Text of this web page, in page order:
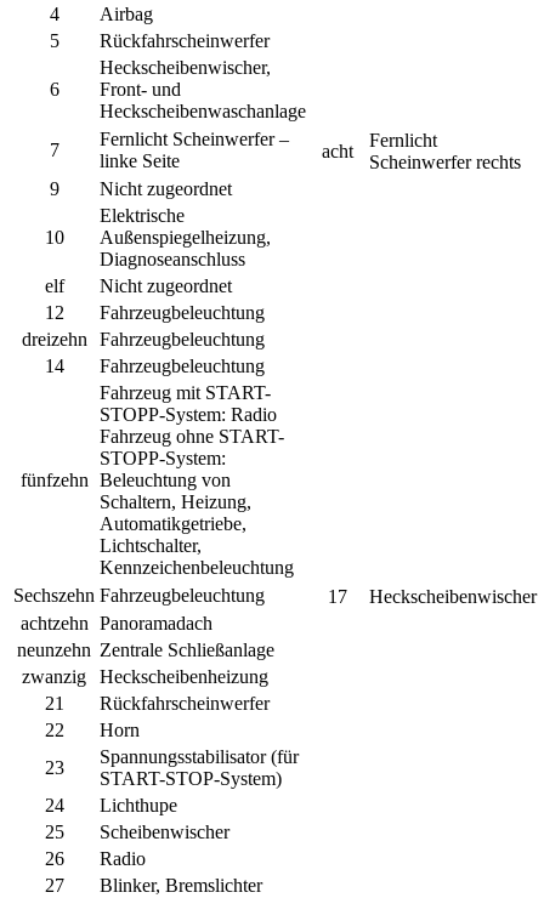
4
Airbag
5
Rückfahrscheinwerfer
6
Heckscheibenwischer,
Front- und
Heckscheibenwaschanlage
7
Fernlicht Scheinwerfer –
linke Seite
acht
Fernlicht
Scheinwerfer rechts
9
Nicht zugeordnet
10
Elektrische
Außenspiegelheizung,
Diagnoseanschluss
elf
Nicht zugeordnet
12
Fahrzeugbeleuchtung
dreizehn
Fahrzeugbeleuchtung
14
Fahrzeugbeleuchtung
fünfzehn
Fahrzeug mit START-
STOPP-System: Radio
Fahrzeug ohne START-
STOPP-System:
Beleuchtung von
Schaltern, Heizung,
Automatikgetriebe,
Lichtschalter,
Kennzeichenbeleuchtung
Sechszehn Fahrzeugbeleuchtung 17
Heckscheibenwischer
achtzehn Panoramadach
neunzehn Zentrale Schließanlage
zwanzig
Heckscheibenheizung
21
Rückfahrscheinwerfer
22
Horn
23
Spannungsstabilisator (für
START-STOP-System)
24
Lichthupe
25
Scheibenwischer
26
Radio
27
Blinker, Bremslichter